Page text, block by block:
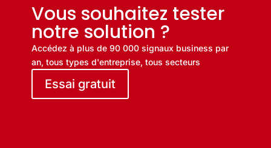
Vous souhaitez tester
notre solution ?
Accédez à plus de 90 000 signaux business par
an, tous types d'entreprise, tous secteurs
Essai gratuit